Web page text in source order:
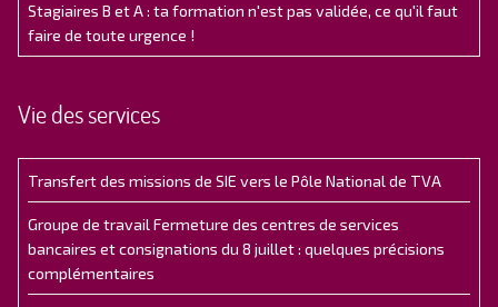
Stagiaires B et A : ta formation n'est pas validée, ce qu'il faut
faire de toute urgence !
Vie des services
Transfert des missions de SIE vers le Pôle National de TVA
Groupe de travail Fermeture des centres de services
bancaires et consignations du 8 juillet : quelques précisions
complémentaires